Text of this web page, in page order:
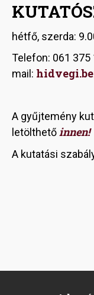
hétfő, szerda:
Telefon: 061 375
mail:
A gyűjtemény
letölthetőinnen!
A kutatási